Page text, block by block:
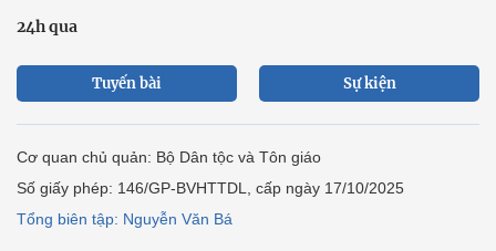
24h qua
Tuyến bài Sự kiện
Cơ quan chủ quản: Bộ Dân tộc và Tôn giáo
Số giấy phép: 146/GP-BVHTTDL, cấp ngày 17/10/2025
Tổng biên tập: Nguyễn Văn Bá